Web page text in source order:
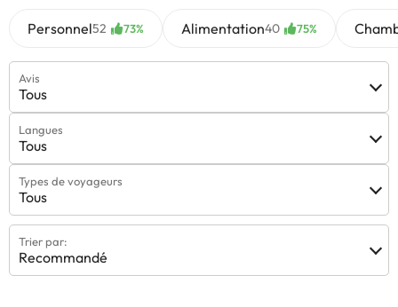
Personnel52 73% Alimentation40 75%
Avis
Tous
Langues
Tous
Types de voyageurs
Tous
Trier par:
Recommandé